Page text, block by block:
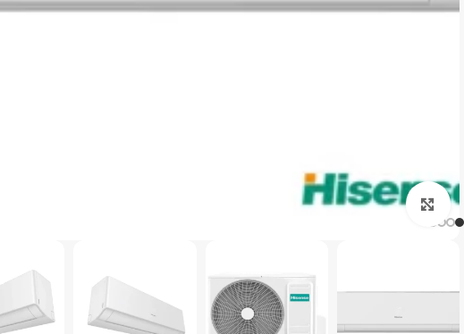
برای بزرگنمایی کلیک کنید